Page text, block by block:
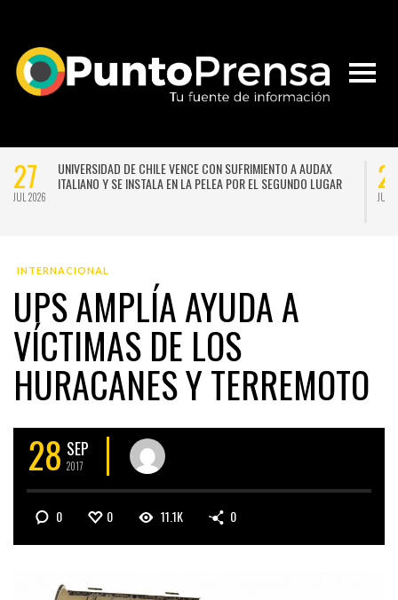
27
JUL 2026
UNIVERSIDAD DE CHILE VENCE CON SUFRIMIENTO A AUDAX
ITALIANO Y SE INSTALA EN LA PELEA POR EL SEGUNDO LUGAR
JUL
INTERNACIONAL
UPS AMPLÍA AYUDA A
VÍCTIMAS DE LOS
HURACANES Y TERREMOTO
28 SEP
2017
0 0 11.1K 0